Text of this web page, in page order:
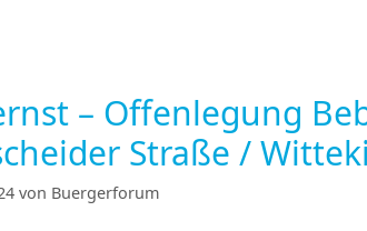
– Offenlegung
Straße /
von Buergerforum